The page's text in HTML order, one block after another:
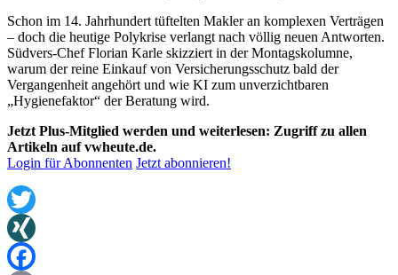
Schon im 14. Jahrhundert tüftelten Makler an komplexen Verträgen
– doch die heutige Polykrise verlangt nach völlig neuen Antworten.
Südvers-Chef Florian Karle skizziert in der Montagskolumne,
warum der reine Einkauf von Versicherungsschutz bald der
Vergangenheit angehört und wie KI zum unverzichtbaren
„Hygienefaktor“ der Beratung wird.
Jetzt Plus-Mitglied werden und weiterlesen: Zugriff zu allen
Artikeln auf vwheute.de.
Login für Abonnenten Jetzt abonnieren!
Twitter
XING